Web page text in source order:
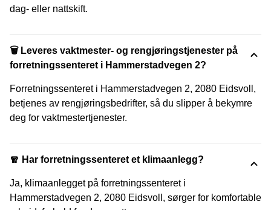
dag- eller nattskift.
🗑 Leveres vaktmester- og rengjøringstjenester på
forretningssenteret i Hammerstadvegen 2?
Forretningssenteret i Hammerstadvegen 2, 2080 Eidsvoll,
betjenes av rengjøringsbedrifter, så du slipper å bekymre
deg for vaktmestertjenester.
🧣 Har forretningssenteret et klimaanlegg?
Ja, klimaanlegget på forretningssenteret i
Hammerstadvegen 2, 2080 Eidsvoll, sørger for komfortable